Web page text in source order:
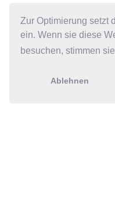
Zur Optimierung setzt
ein. Wenn sie diese
besuchen, stimmen
Ablehnen